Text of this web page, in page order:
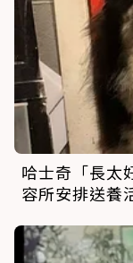
哈士奇「長太
容所安排送養